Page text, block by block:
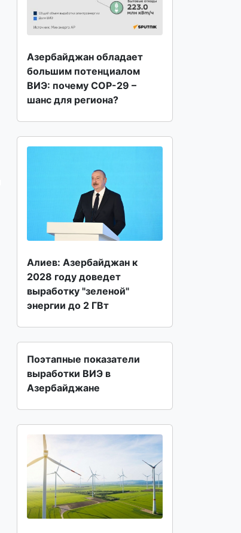
Азербайджан обладает
большим потенциалом
ВИЭ: почему COP-29 –
шанс для региона?
Алиев: Азербайджан к
2028 году доведет
выработку "зеленой"
энергии до 2 ГВт
Поэтапные показатели
выработки ВИЭ в
Азербайджане